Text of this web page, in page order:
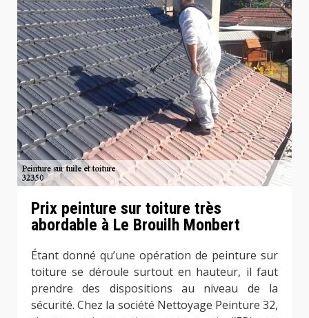
Prix peinture sur toiture très
abordable à Le Brouilh Monbert
Étant donné qu’une opération de peinture sur
toiture se déroule surtout en hauteur, il faut
prendre des dispositions au niveau de la
sécurité. Chez la société Nettoyage Peinture 32,